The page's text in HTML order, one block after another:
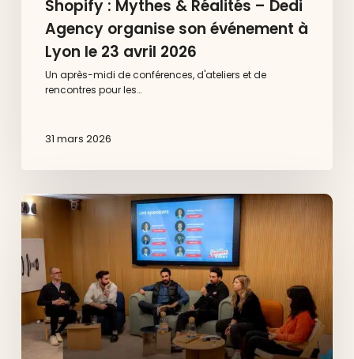
Shopify : Mythes & Réalités – Dedi
Agency organise son événement à
Lyon le 23 avril 2026
Un après-midi de conférences, d'ateliers et de
rencontres pour les…
31 mars 2026
Dedi
x
Shopify
Aix-
en-
Provence
ce
qu’il
fallait